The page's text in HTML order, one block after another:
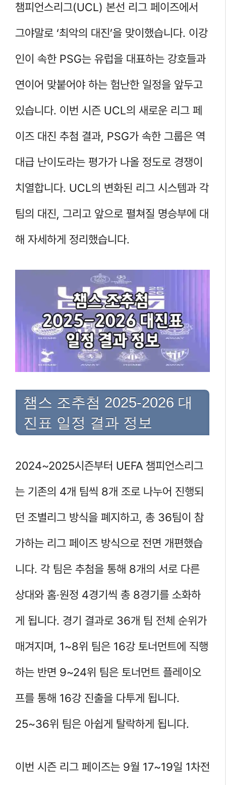
챔피언스리그(UCL) 본선 리그 페이즈에서
그야말로 ‘최악의 대진’을 맞이했습니다. 이강
인이 속한 PSG는 유럽을 대표하는 강호들과
연이어 맞붙어야 하는 험난한 일정을 앞두고
있습니다. 이번 시즌 UCL의 새로운 리그 페
이즈 대진 추첨 결과, PSG가 속한 그룹은 역
대급 난이도라는 평가가 나올 정도로 경쟁이
치열합니다. UCL의 변화된 리그 시스템과 각
팀의 대진, 그리고 앞으로 펼쳐질 명승부에 대
해 자세하게 정리했습니다.
챔스 조추첨 2025-2026 대
진표 일정 결과 정보
2024~2025시즌부터 UEFA 챔피언스리그
는 기존의 4개 팀씩 8개 조로 나누어 진행되
던 조별리그 방식을 폐지하고, 총 36팀이 참
가하는 리그 페이즈 방식으로 전면 개편했습
니다. 각 팀은 추첨을 통해 8개의 서로 다른
상대와 홈·원정 4경기씩 총 8경기를 소화하
게 됩니다. 경기 결과로 36개 팀 전체 순위가
매겨지며, 1~8위 팀은 16강 토너먼트에 직행
하는 반면 9~24위 팀은 토너먼트 플레이오
프를 통해 16강 진출을 다투게 됩니다.
25~36위 팀은 아쉽게 탈락하게 됩니다.
이번 시즌 리그 페이즈는 9월 17~19일 1차전